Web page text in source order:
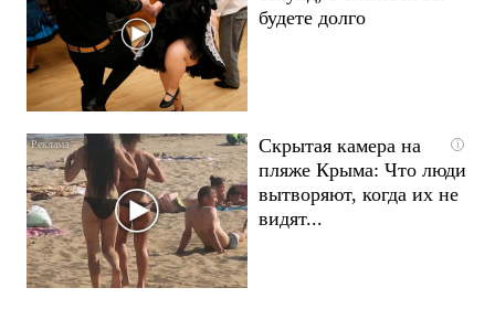
будете долго
i
Скрытая камера на
пляже Крыма: Что люди
вытворяют, когда их не
видят...